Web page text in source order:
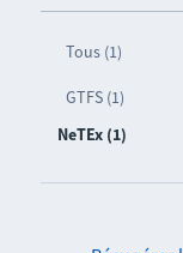
Tous (1)
GTFS (1)
NeTEx (1)